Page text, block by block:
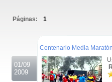
Páginas: 1
01/09
2009
Centenario Media